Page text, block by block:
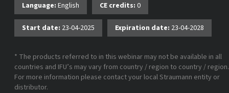
Language: English CE credits: 0
Start date: 23-04-2025 Expiration date: 23-04-2028
* The products referred to in this webinar may not be available in all
countries and IFU’s may vary from country / region to country / region.
For more information please contact your local Straumann entity or
distributor.